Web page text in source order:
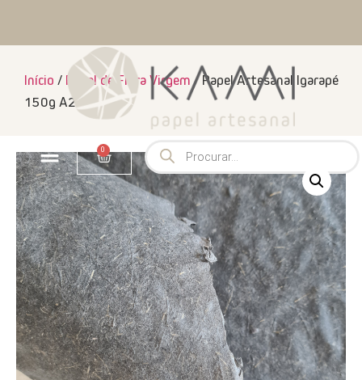
0
Início / Papel de Fibra Virgem/ Papel Artesanal Igarapé
150g A2+